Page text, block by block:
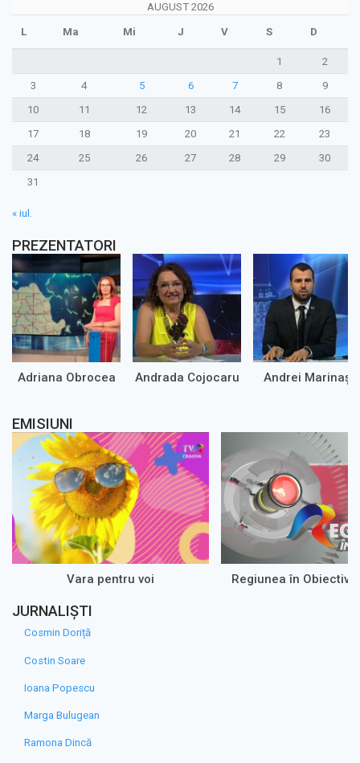
AUGUST 2026
L Ma Mi J V S D
1
2
3
4 5 6 7 8
9
10
11 12 13 14 15
16
17
18 19 20 21 22
23
24
25 26 27 28 29
30
31
« iul.
PREZENTATORI
Adriana Obrocea Andrada Cojocaru Andrei Marinaș
EMISIUNI
Vara pentru voi Regiunea în Obiectiv
JURNALIȘTI
Cosmin Doriță
Costin Soare
Ioana Popescu
Marga Bulugean
Ramona Dincă